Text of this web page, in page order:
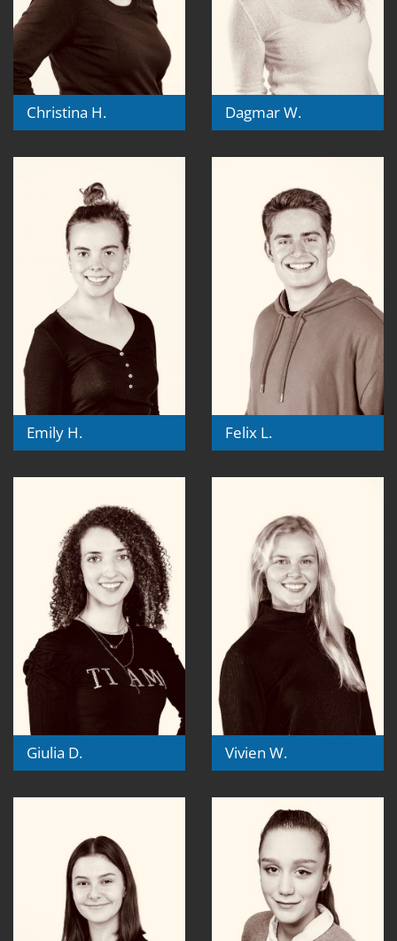
Christina H. Dagmar W.
Emily H. Felix L.
Giulia D. Vivien W.